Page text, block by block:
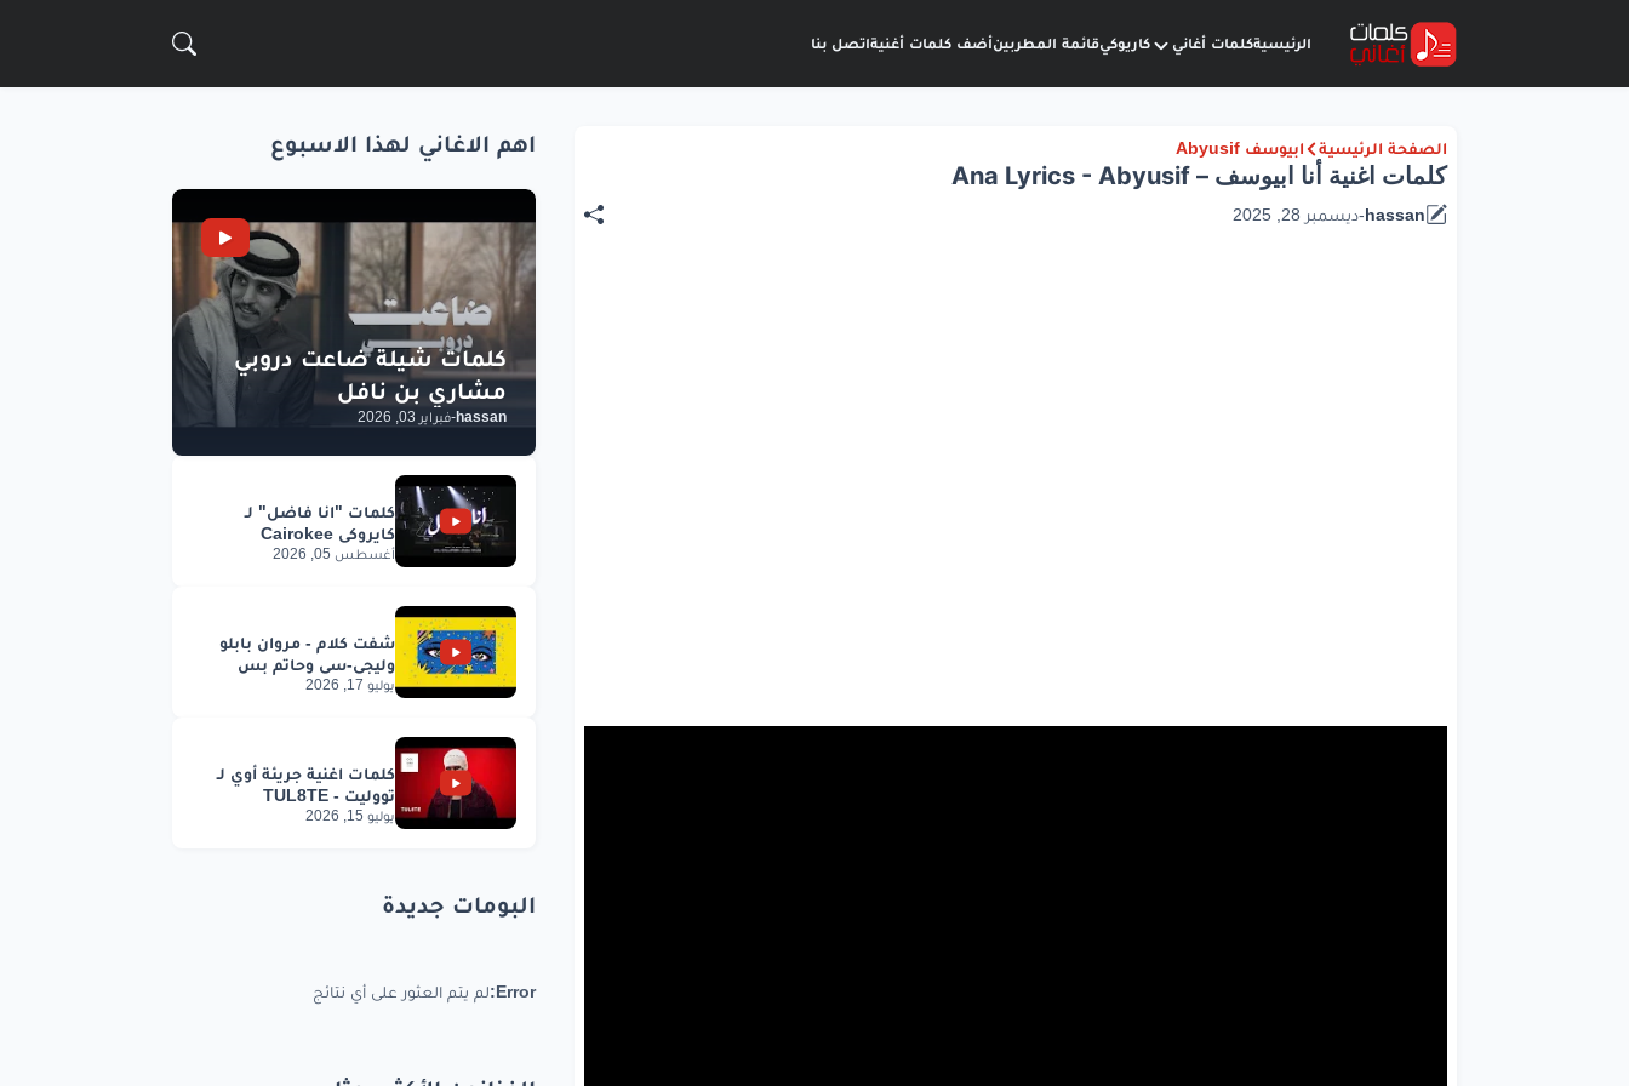
الرئيسيةكلمات أغاني كاريوكيقائمة المطربينأضف كلمات أغنيةاتصل بنا
الصفحة الرئيسية ابيوسف Abyusif
كلمات اغنية أنا ابيوسف – Ana Lyrics - Abyusif
hassan
-ديسمبر 28, 2025
اهم الاغاني لهذا الاسبوع
hassan
-فبراير 03, 2026
أغسطس 05, 2026
يوليو 17, 2026
يوليو 15, 2026
البومات جديدة
Error: لم يتم العثور على أي نتائج